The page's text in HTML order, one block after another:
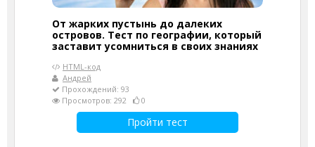
От жарких пустынь до далеких
островов. Тест по географии, который
заставит усомниться в своих знаниях
HTML-код
Андрей
Прохождений: 93
Просмотров: 292
0
Пройти тест